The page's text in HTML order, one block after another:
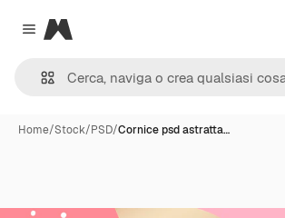
Close menu
Magnific
Home/Stock/PSD/Cornice psd astratta…